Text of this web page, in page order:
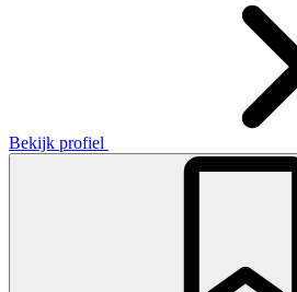
Bekijk profiel